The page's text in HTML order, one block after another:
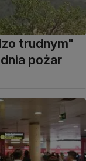
trudnym"
pożar